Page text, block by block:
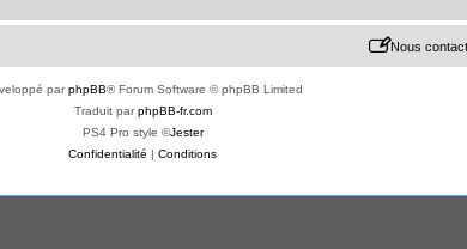
Nous
parphpBB® Forum Software © phpBB Limited
Traduit parphpBB-fr.com
PS4 Pro style ©Jester
Confidentialité | Conditions